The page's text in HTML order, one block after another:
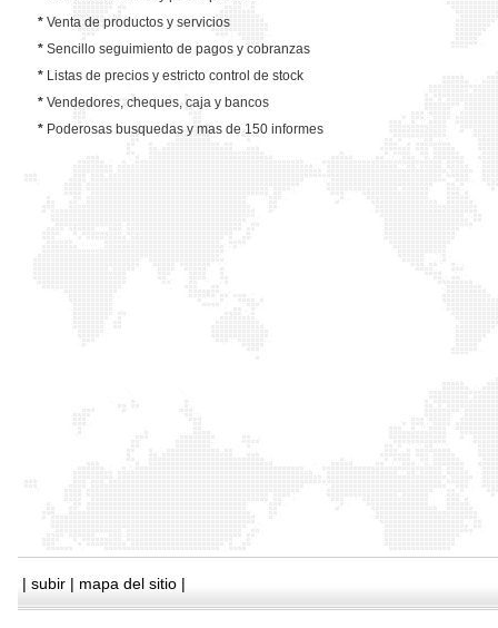
* Venta de productos y servicios
* Sencillo seguimiento de pagos y cobranzas
* Listas de precios y estricto control de stock
* Vendedores, cheques, caja y bancos
* Poderosas busquedas y mas de 150 informes
| subir | mapa del sitio |